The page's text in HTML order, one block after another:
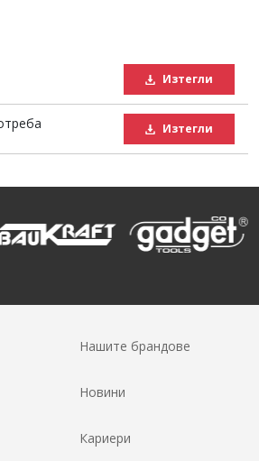
Изтегли
Изтегли
Нашите брандове
Новини
Кариери